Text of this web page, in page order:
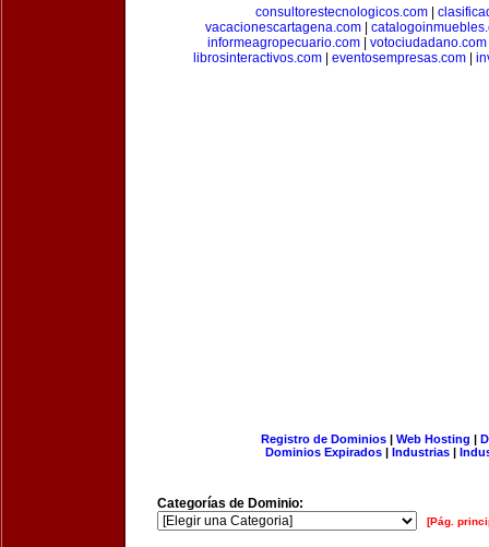
consultorestecnologicos.com
vacacionescartagena.com
informeagropecuario.com| votociudadano.com
librosinteractivos.com| eventosempresas.com|
Registro de Dominios| Web Hosting |
Dominios Expirados | Industrias |
Categorías de Dominio:
[Pág.